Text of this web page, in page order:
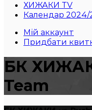
ХИЖАКИ TV
Календар 2024/
Мій аккаунт
Придбати
БК
Team